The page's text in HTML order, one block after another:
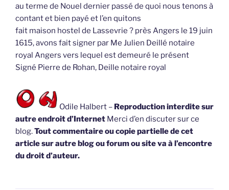
au terme de Nouel dernier passé de quoi nous tenons à
contant et bien payé et l’en quitons
fait maison hostel de Lassevrie ? près Angers le 19 juin
1615, avons fait signer par Me Julien Deillé notaire
royal Angers vers lequel est demeuré le présent
Signé Pierre de Rohan, Deille notaire royal
Odile Halbert – Reproduction interdite sur
autre endroit d’Internet Merci d’en discuter sur ce
blog.Tout commentaire ou copie partielle de cet
article sur autre blog ou forum ou site va à l’encontre
du droit d’auteur.